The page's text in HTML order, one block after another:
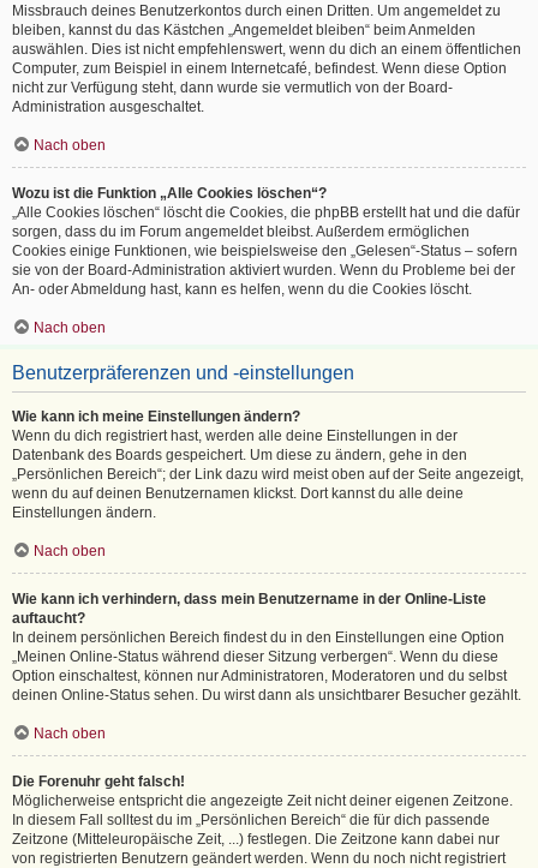
Missbrauch deines Benutzerkontos durch einen Dritten. Um angemeldet zu
bleiben, kannst du das Kästchen „Angemeldet bleiben“ beim Anmelden
auswählen. Dies ist nicht empfehlenswert, wenn du dich an einem öffentlichen
Computer, zum Beispiel in einem Internetcafé, befindest. Wenn diese Option
nicht zur Verfügung steht, dann wurde sie vermutlich von der Board-
Administration ausgeschaltet.
Nach oben
Wozu ist die Funktion „Alle Cookies löschen“?
„Alle Cookies löschen“ löscht die Cookies, die phpBB erstellt hat und die dafür
sorgen, dass du im Forum angemeldet bleibst. Außerdem ermöglichen
Cookies einige Funktionen, wie beispielsweise den „Gelesen“-Status – sofern
sie von der Board-Administration aktiviert wurden. Wenn du Probleme bei der
An- oder Abmeldung hast, kann es helfen, wenn du die Cookies löscht.
Nach oben
Benutzerpräferenzen und -einstellungen
Wie kann ich meine Einstellungen ändern?
Wenn du dich registriert hast, werden alle deine Einstellungen in der
Datenbank des Boards gespeichert. Um diese zu ändern, gehe in den
„Persönlichen Bereich“; der Link dazu wird meist oben auf der Seite angezeigt,
wenn du auf deinen Benutzernamen klickst. Dort kannst du alle deine
Einstellungen ändern.
Nach oben
Wie kann ich verhindern, dass mein Benutzername in der Online-Liste
auftaucht?
In deinem persönlichen Bereich findest du in den Einstellungen eine Option
„Meinen Online-Status während dieser Sitzung verbergen“. Wenn du diese
Option einschaltest, können nur Administratoren, Moderatoren und du selbst
deinen Online-Status sehen. Du wirst dann als unsichtbarer Besucher gezählt.
Nach oben
Die Forenuhr geht falsch!
Möglicherweise entspricht die angezeigte Zeit nicht deiner eigenen Zeitzone.
In diesem Fall solltest du im „Persönlichen Bereich“ die für dich passende
Zeitzone (Mitteleuropäische Zeit, ...) festlegen. Die Zeitzone kann dabei nur
von registrierten Benutzern geändert werden. Wenn du noch nicht registriert